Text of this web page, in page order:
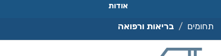
אודות
תחומים בריאות ורפואה